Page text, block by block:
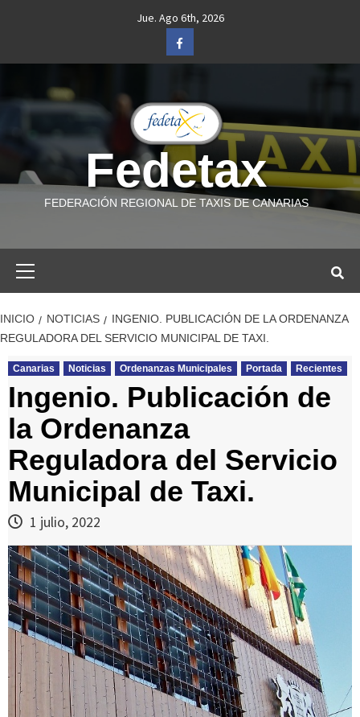
Jue. Ago 6th, 2026
Facebook
Fedetax
FEDERACIÓN REGIONAL DE TAXIS DE CANARIAS
INICIO NOTICIAS
INGENIO. PUBLICACIÓN DE LA ORDENANZA
REGULADORA DEL SERVICIO MUNICIPAL DE TAXI.
Canarias Noticias Ordenanzas Municipales Portada Recientes
Ingenio. Publicación de
la Ordenanza
Reguladora del Servicio
Municipal de Taxi.
1 julio, 2022